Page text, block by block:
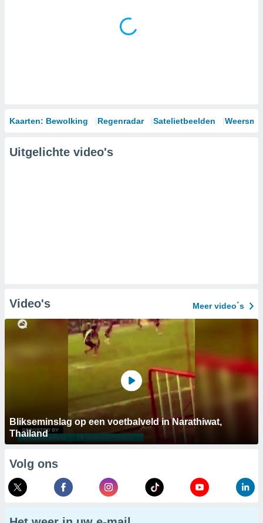
Kaarten: Bewolking Regenradar Satelietbeelden
Uitgelichte video's
Video's Meer video´s
Blikseminslag op een voetbalveld in Narathiwat,
Thailand
Volg ons